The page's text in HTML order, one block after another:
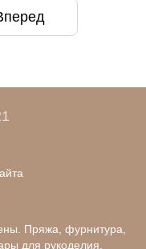
Пряжа, фурнитура,
для рукоделия.